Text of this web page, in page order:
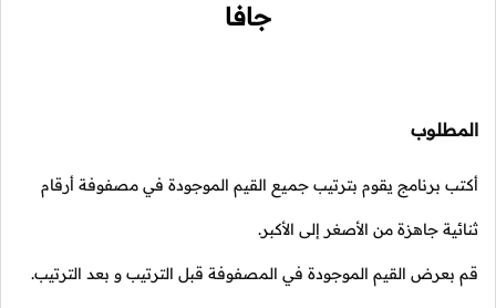
جافا
المطلوب
أكتب برنامج يقوم بترتيب جميع القيم الموجودة في مصفوفة أرقام
ثنائية جاهزة من الأصغر إلى الأكبر.
قم بعرض القيم الموجودة في المصفوفة قبل الترتيب و بعد الترتيب.